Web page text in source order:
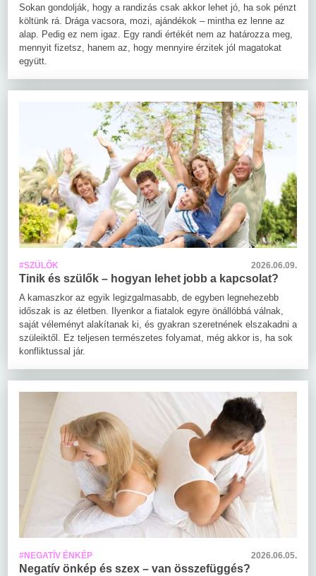
Sokan gondolják, hogy a randizás csak akkor lehet jó, ha sok pénzt
költünk rá. Drága vacsora, mozi, ajándékok – mintha ez lenne az
alap. Pedig ez nem igaz. Egy randi értékét nem az határozza meg,
mennyit fizetsz, hanem az, hogy mennyire érzitek jól magatokat
együtt.
#SZÜLŐK 2026.06.09.
Tinik és szülők – hogyan lehet jobb a kapcsolat?
A kamaszkor az egyik legizgalmasabb, de egyben legnehezebb
időszak is az életben. Ilyenkor a fiatalok egyre önállóbbá válnak,
saját véleményt alakítanak ki, és gyakran szeretnének elszakadni a
szüleiktől. Ez teljesen természetes folyamat, még akkor is, ha sok
konfliktussal jár.
#NEGATÍV ÉNKÉP 2026.06.05.
Negatív önkép és szex – van összefüggés?